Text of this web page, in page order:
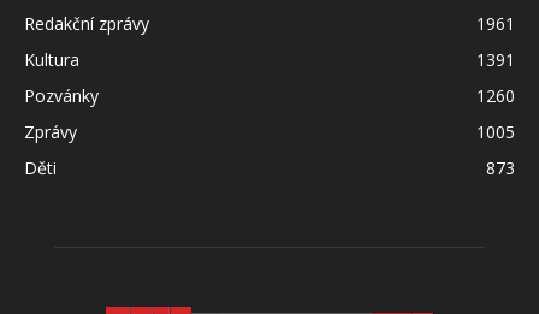
Redakční zprávy
1961
Kultura
1391
Pozvánky
1260
Zprávy
1005
Děti
873